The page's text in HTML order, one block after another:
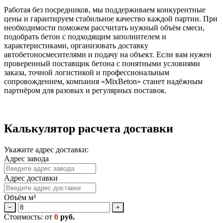
Работая без посредников, мы поддерживаем конкурентные
цены и гарантируем стабильное качество каждой партии. При
необходимости поможем рассчитать нужный объём смеси,
подобрать бетон с подходящим заполнителем и
характеристиками, организовать доставку
автобетоносмесителями и подачу на объект. Если вам нужен
проверенный поставщик бетона с понятными условиями
заказа, точной логистикой и профессиональным
сопровождением, компания «MixBeton» станет надёжным
партнёром для разовых и регулярных поставок.
Калькулятор расчета доставки
Укажите адрес доставки:
Адрес завода
Адрес доставки
Объём м³
− +
Стоимость: от 0 руб.